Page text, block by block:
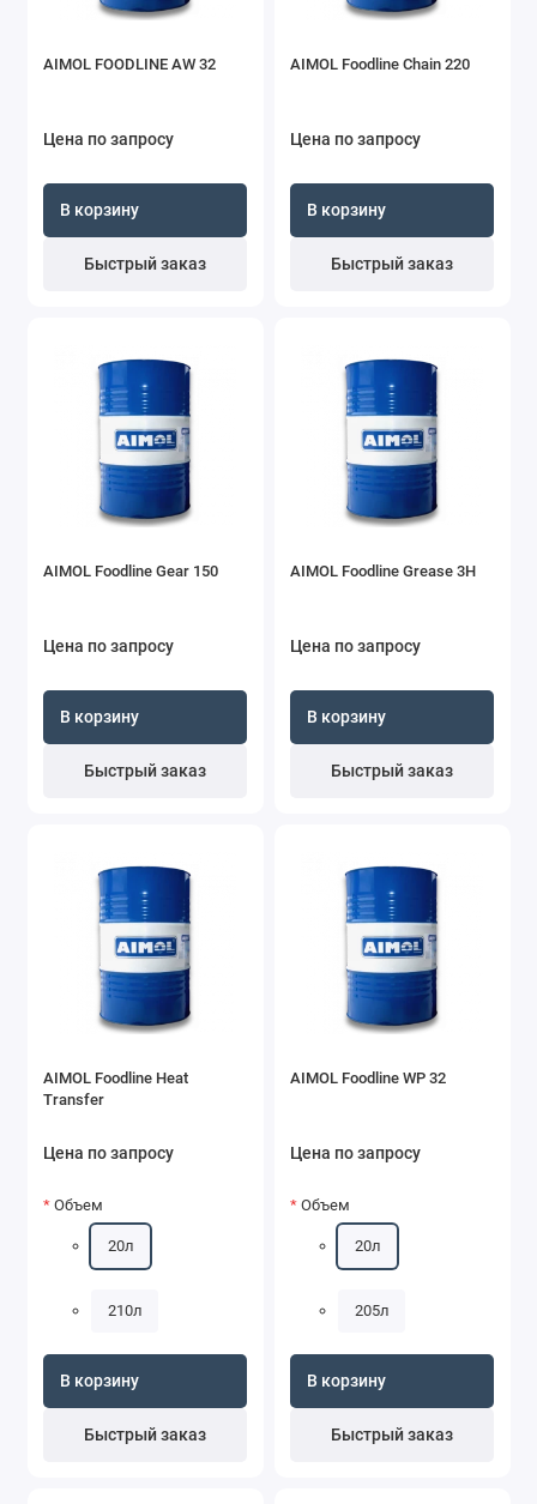
AIMOL FOODLINE AW 32
Цена по запросу
В корзину
Быстрый заказ
AIMOL Foodline Chain 220
Цена по запросу
В корзину
Быстрый заказ
AIMOL Foodline Gear 150
Цена по запросу
В корзину
Быстрый заказ
AIMOL Foodline Grease 3H
Цена по запросу
В корзину
Быстрый заказ
AIMOL Foodline Heat
Transfer
Цена по запросу
Объем
20л
210л
В корзину
Быстрый заказ
AIMOL Foodline WP 32
Цена по запросу
Объем
20л
205л
В корзину
Быстрый заказ